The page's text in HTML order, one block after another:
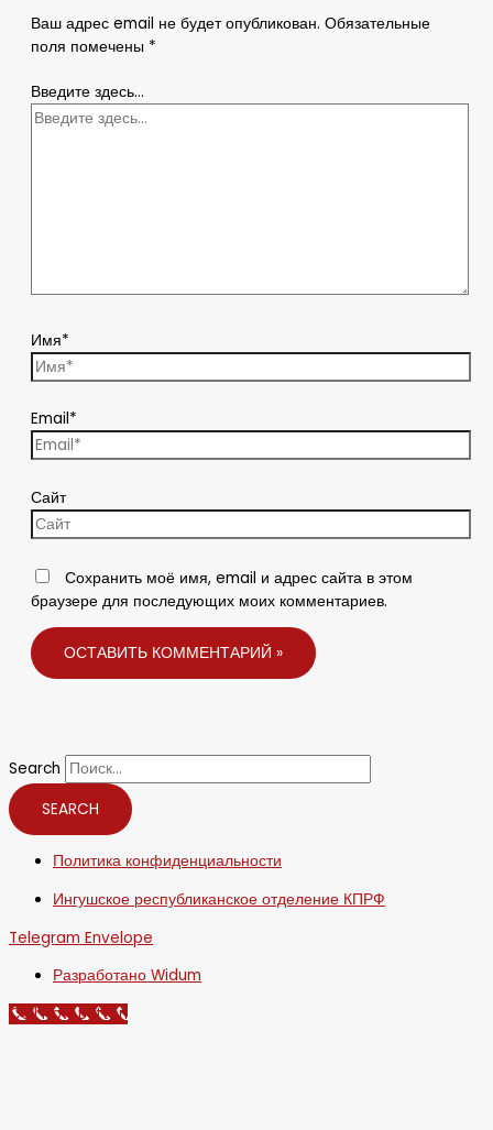
Ваш адрес email не будет опубликован. Обязательные
поля помечены *
Введите здесь...
Имя*
Email*
Сайт
Сохранить моё имя, email и адрес сайта в этом
браузере для последующих моих комментариев.
Search
SEARCH
Политика конфиденциальности
Ингушское республиканское отделение КПРФ
Telegram Envelope
Разработано Widum
Call Now Button